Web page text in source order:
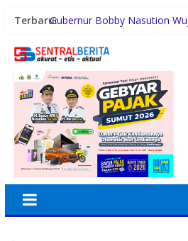
Terbaru:Gubernur Bobby Nasution
Duta Genre Harus Jadi
Sutarto Minta Banteng Sumut
Nama Sumut di Ajang
Persiapan HUT RI ke-81,
Idi Tunong Mulai Gelar
Satres PPAPPO Polres Karo